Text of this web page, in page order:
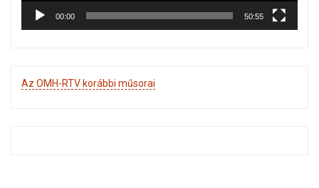
00:00 50:55
Az OMH-RTV korábbi műsorai